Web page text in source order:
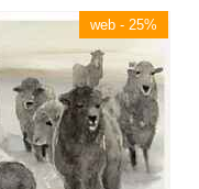
web - 25%